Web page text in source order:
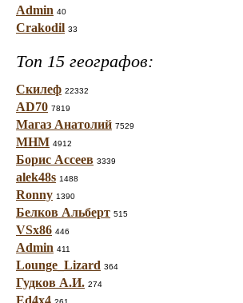
Admin 40
Crakodil 33
Топ 15 географов:
Скилеф 22332
AD70 7819
Магаз Анатолий 7529
МНМ 4912
Борис Ассеев 3339
alek48s 1488
Ronny 1390
Белков Альберт 515
VSx86 446
Admin 411
Lounge_Lizard 364
Гудков А.И. 274
Ed4x4